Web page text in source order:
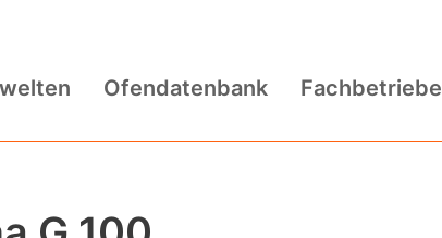
Ofendatenbank Fachbetriebe